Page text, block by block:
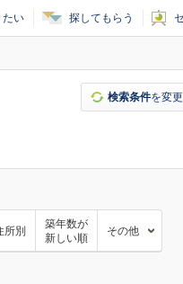
たい 探してもらう
検索条件を変更
所別
築年数が
新しい順
その他